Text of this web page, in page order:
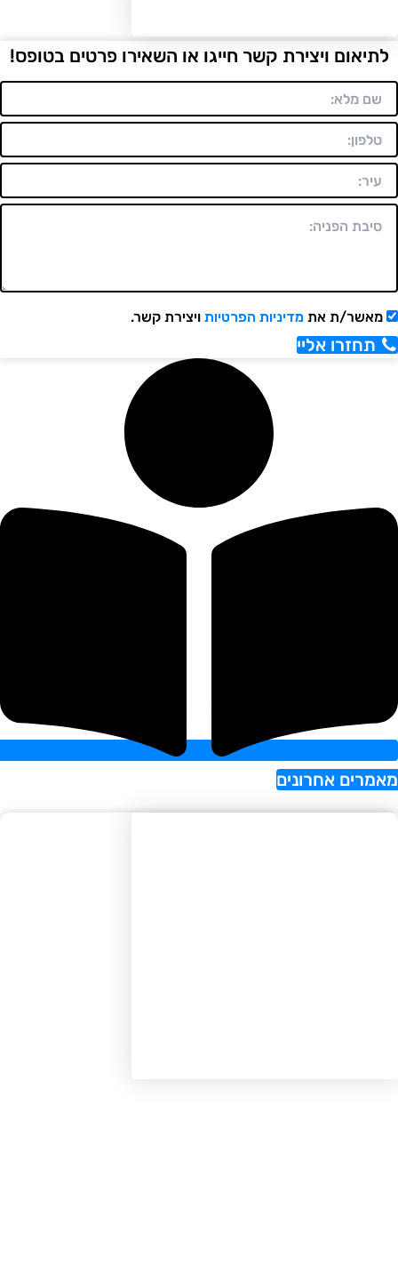
ויצירת קשר חייגו או השאירו פרטים בטופס!
ת אתמדיניות הפרטיותויצירת קשר.
תחזרו אליי
אחרונים